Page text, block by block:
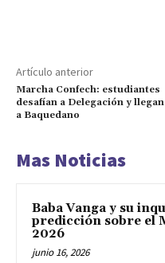
Artículo anterior
Marcha Confech: estudiantes
desafían a Delegación y llegan
a Baquedano
Mas Noticias
Baba Vanga y su
predicción sobre el
2026
junio 16, 2026